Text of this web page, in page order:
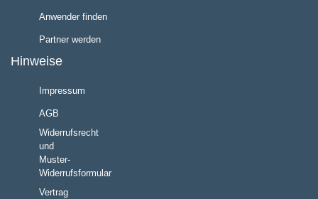
Anwender finden
Partner werden
Hinweise
Impressum
AGB
Widerrufsrecht
und
Muster-
Widerrufsformular
Vertrag